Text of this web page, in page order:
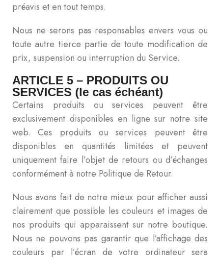
préavis et en tout temps.
Nous ne serons pas responsables envers vous ou
toute autre tierce partie de toute modification de
prix, suspension ou interruption du Service.
ARTICLE 5 – PRODUITS OU
SERVICES (le cas échéant)
Certains produits ou services peuvent être
exclusivement disponibles en ligne sur notre site
web. Ces produits ou services peuvent être
disponibles en quantités limitées et peuvent
uniquement faire l’objet de retours ou d’échanges
conformément à notre Politique de Retour.
Nous avons fait de notre mieux pour afficher aussi
clairement que possible les couleurs et images de
nos produits qui apparaissent sur notre boutique.
Nous ne pouvons pas garantir que l’affichage des
couleurs par l’écran de votre ordinateur sera